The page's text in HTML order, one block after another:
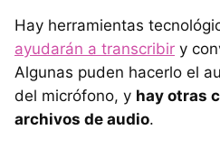
Hay herramientas
ayudarán a transcribir y
Algunas puden hacerlo el
del micrófono, y hay otras
archivos de audio.